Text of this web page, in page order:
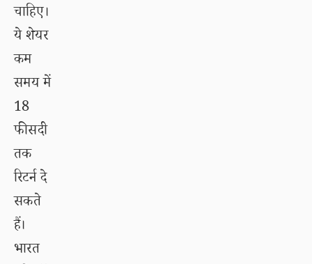
चाहिए।
ये शेयर
कम
समय में
18
फीसदी
तक
रिटर्न दे
सकते
हैं।
भारत